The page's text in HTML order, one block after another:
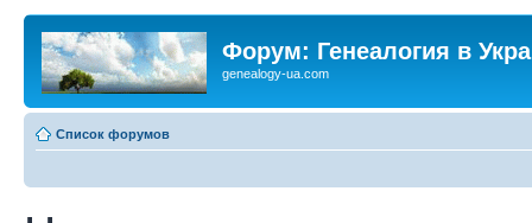
Форум: Генеалогия в
genealogy-ua.com
Список форумов